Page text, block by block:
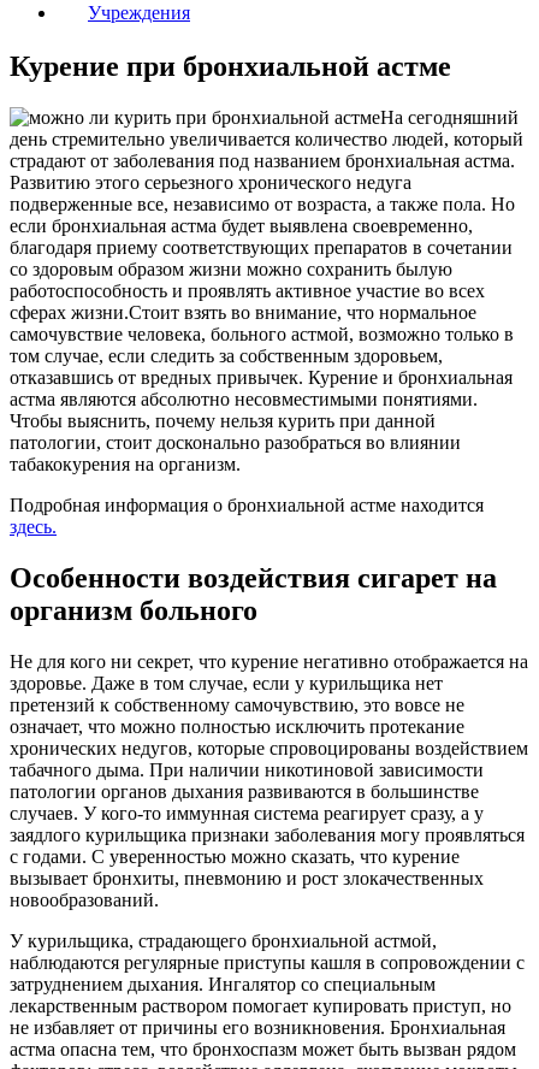
Учреждения
Курение при бронхиальной астме
На сегодняшний
день стремительно увеличивается количество людей, который
страдают от заболевания под названием бронхиальная астма.
Развитию этого серьезного хронического недуга
подверженные все, независимо от возраста, а также пола. Но
если бронхиальная астма будет выявлена своевременно,
благодаря приему соответствующих препаратов в сочетании
со здоровым образом жизни можно сохранить былую
работоспособность и проявлять активное участие во всех
сферах жизни.Стоит взять во внимание, что нормальное
самочувствие человека, больного астмой, возможно только в
том случае, если следить за собственным здоровьем,
отказавшись от вредных привычек. Курение и бронхиальная
астма являются абсолютно несовместимыми понятиями.
Чтобы выяснить, почему нельзя курить при данной
патологии, стоит досконально разобраться во влиянии
табакокурения на организм.
Подробная информация о бронхиальной астме находится
здесь.
Особенности воздействия сигарет на
организм больного
Не для кого ни секрет, что курение негативно отображается на
здоровье. Даже в том случае, если у курильщика нет
претензий к собственному самочувствию, это вовсе не
означает, что можно полностью исключить протекание
хронических недугов, которые спровоцированы воздействием
табачного дыма. При наличии никотиновой зависимости
патологии органов дыхания развиваются в большинстве
случаев. У кого-то иммунная система реагирует сразу, а у
заядлого курильщика признаки заболевания могу проявляться
с годами. С уверенностью можно сказать, что курение
вызывает бронхиты, пневмонию и рост злокачественных
новообразований.
У курильщика, страдающего бронхиальной астмой,
наблюдаются регулярные приступы кашля в сопровождении с
затруднением дыхания. Ингалятор со специальным
лекарственным раствором помогает купировать приступ, но
не избавляет от причины его возникновения. Бронхиальная
астма опасна тем, что бронхоспазм может быть вызван рядом